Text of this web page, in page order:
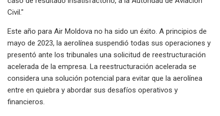
Civil."
Este año para Air Moldova no ha sido un éxito. A principios de
mayo de 2023, la aerolínea suspendió todas sus operaciones y
presentó ante los tribunales una solicitud de reestructuración
acelerada de la empresa. La reestructuración acelerada se
considera una solución potencial para evitar que la aerolínea
entre en quiebra y abordar sus desafíos operativos y
financieros.